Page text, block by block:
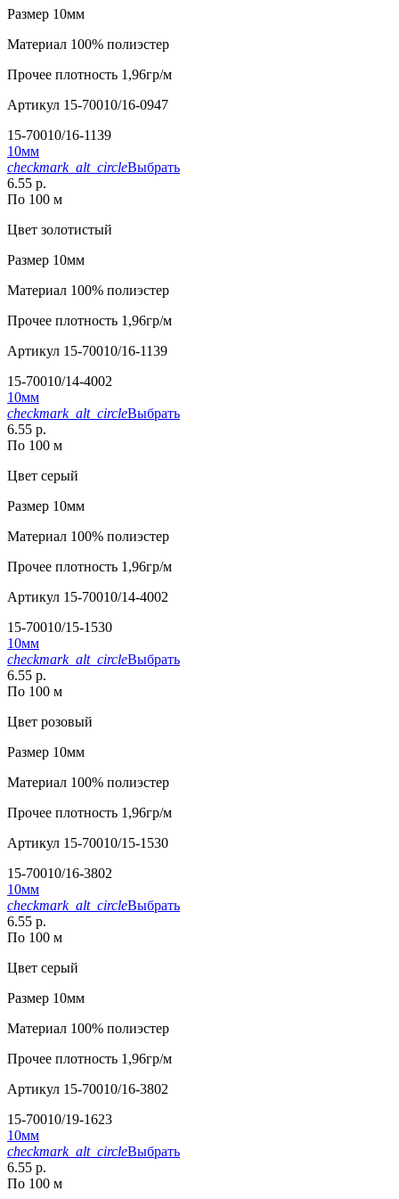
Размер 10мм
Материал 100% полиэстер
Прочее плотность 1,96гр/м
Артикул 15-70010/16-0947
15-70010/16-1139
10мм
checkmark_alt_circleВыбрать
6.55 р.
По 100 м
Цвет золотистый
Размер 10мм
Материал 100% полиэстер
Прочее плотность 1,96гр/м
Артикул 15-70010/16-1139
15-70010/14-4002
10мм
checkmark_alt_circleВыбрать
6.55 р.
По 100 м
Цвет серый
Размер 10мм
Материал 100% полиэстер
Прочее плотность 1,96гр/м
Артикул 15-70010/14-4002
15-70010/15-1530
10мм
checkmark_alt_circleВыбрать
6.55 р.
По 100 м
Цвет розовый
Размер 10мм
Материал 100% полиэстер
Прочее плотность 1,96гр/м
Артикул 15-70010/15-1530
15-70010/16-3802
10мм
checkmark_alt_circleВыбрать
6.55 р.
По 100 м
Цвет серый
Размер 10мм
Материал 100% полиэстер
Прочее плотность 1,96гр/м
Артикул 15-70010/16-3802
15-70010/19-1623
10мм
checkmark_alt_circleВыбрать
6.55 р.
По 100 м